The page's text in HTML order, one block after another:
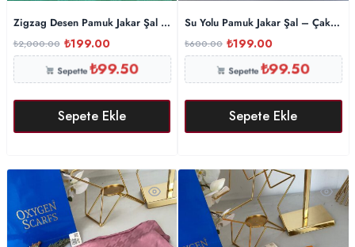
Zigzag Desen Pamuk Jakar Şal – Zümrüt
₺2,000.00 ₺199.00
Sepette₺99.50
Sepete Ekle
Su Yolu Pamuk Jakar Şal – Çakıl
₺600.00 ₺199.00
Sepette₺99.50
Sepete Ekle